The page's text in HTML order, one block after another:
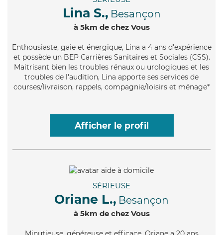
Lina S., Besançon
à 5km de chez Vous
Enthousiaste, gaie et énergique, Lina a 4 ans d'expérience
et possède un BEP Carrières Sanitaires et Sociales (CSS).
Maitrisant bien les troubles rénaux ou urologiques et les
troubles de l'audition, Lina apporte ses services de
courses/livraison, rappels, compagnie/loisirs et ménage*
Afficher le profil
SÉRIEUSE
Oriane L., Besançon
à 5km de chez Vous